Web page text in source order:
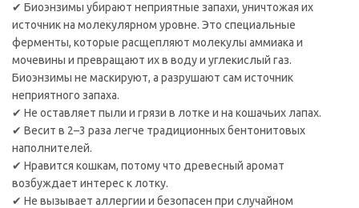
✔ Биоэнзимы убирают неприятные запахи, уничтожая их
источник на молекулярном уровне. Это специальные
ферменты, которые расщепляют молекулы аммиака и
мочевины и превращают их в воду и углекислый газ.
Биоэнзимы не маскируют, а разрушают сам источник
неприятного запаха.
✔ Не оставляет пыли и грязи в лотке и на кошачьих лапах.
✔ Весит в 2–3 раза легче традиционных бентонитовых
наполнителей.
✔ Нравится кошкам, потому что древесный аромат
возбуждает интерес к лотку.
✔ Не вызывает аллергии и безопасен при случайном